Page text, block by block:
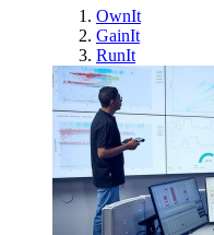
OwnIt
GainIt
RunIt